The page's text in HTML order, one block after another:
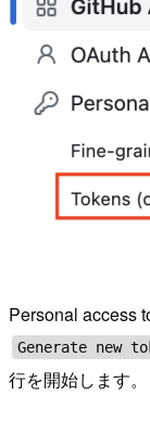
Personal access
Generate new
行を開始します。